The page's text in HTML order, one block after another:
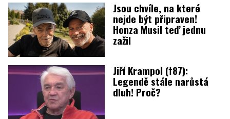
Jsou chvíle, na které
nejde být připraven!
Honza Musil teď jednu
zažil
Jiří Krampol (†87):
Legendě stále narůstá
dluh! Proč?